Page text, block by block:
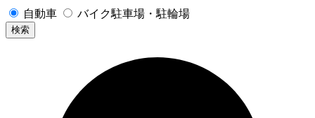
自動車 バイク駐車場・駐輪場
検索